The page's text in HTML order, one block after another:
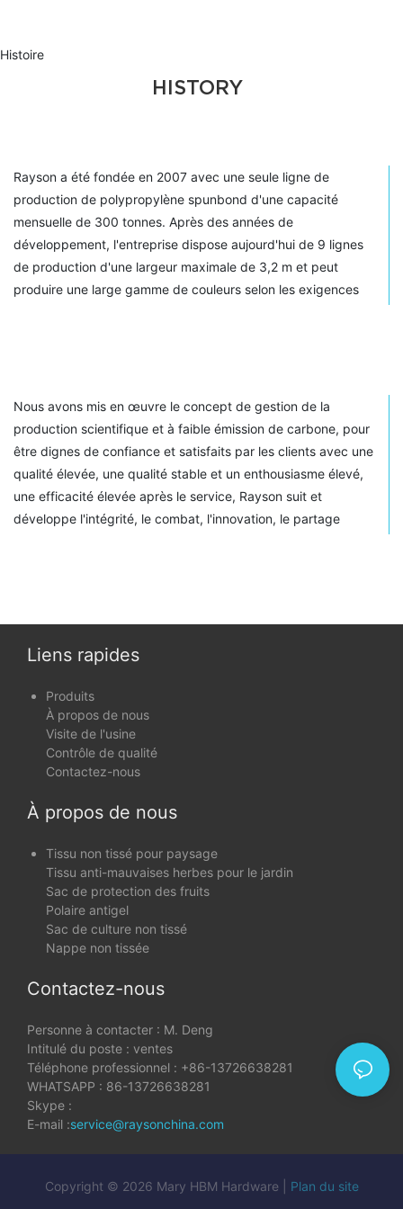
Histoire
HISTORY
Rayson a été fondée en 2007 avec une seule ligne de
production de polypropylène spunbond d'une capacité
mensuelle de 300 tonnes. Après des années de
développement, l'entreprise dispose aujourd'hui de 9 lignes
de production d'une largeur maximale de 3,2 m et peut
produire une large gamme de couleurs selon les exigences
Nous avons mis en œuvre le concept de gestion de la
production scientifique et à faible émission de carbone, pour
être dignes de confiance et satisfaits par les clients avec une
qualité élevée, une qualité stable et un enthousiasme élevé,
une efficacité élevée après le service, Rayson suit et
développe l'intégrité, le combat, l'innovation, le partage
Liens rapides
Produits
À propos de nous
Visite de l'usine
Contrôle de qualité
Contactez-nous
À propos de nous
Tissu non tissé pour paysage
Tissu anti-mauvaises herbes pour le jardin
Sac de protection des fruits
Polaire antigel
Sac de culture non tissé
Nappe non tissée
Contactez-nous
Personne à contacter : M. Deng
Intitulé du poste : ventes
Téléphone professionnel : +86-13726638281
WHATSAPP : 86-13726638281
Skype :
E-mail :service@raysonchina.com
Copyright © 2026 Mary HBM Hardware | Plan du site